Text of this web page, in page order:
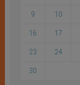
9 10
16 17
23 24
30